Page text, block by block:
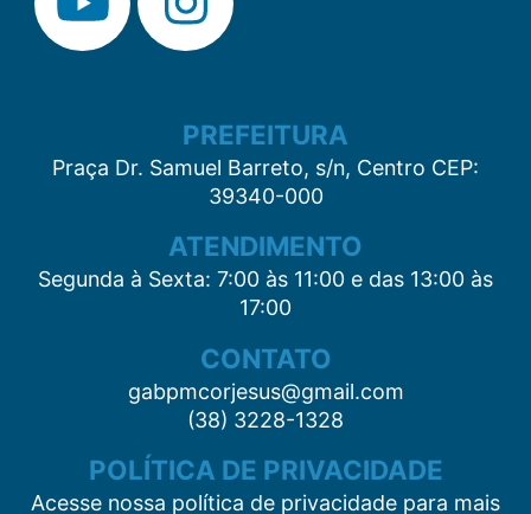
PREFEITURA
Praça Dr. Samuel Barreto, s/n, Centro CEP:
39340-000
ATENDIMENTO
Segunda à Sexta: 7:00 às 11:00 e das 13:00 às
17:00
CONTATO
gabpmcorjesus@gmail.com
(38) 3228-1328
POLÍTICA DE PRIVACIDADE
Acesse nossa política de privacidade para mais